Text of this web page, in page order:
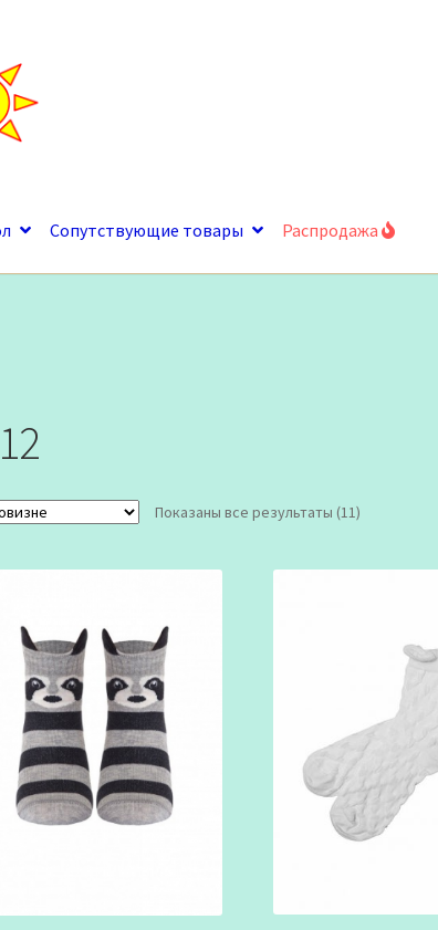
Сопутствующие товары Распродажа
Показаны все результаты (11)Сортировка: